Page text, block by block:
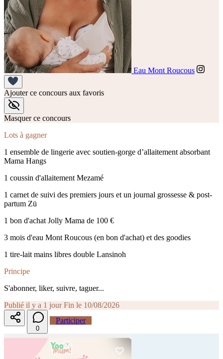
Eau Mont Roucous
Ajouter ce concours aux favoris
Masquer ce concours
Lots à gagner
1 ensemble de lingerie avec soutien-gorge d’allaitement absorbant
Mama Hangs
1 coussin d'allaitement Mezamé
1 carnet de suivi des premiers jours et un journal grossesse & post-
partum Zü
1 bon d'achat Jolly Mama de 100 €
3 mois d'eau Mont Roucous (en bon d'achat) et des goodies
1 tire-lait mains libres double Lansinoh
Principe
S'abonner, liker, suivre, taguer...
Publié il y a 1 jour Fin le 10/08/2026
0
Participer